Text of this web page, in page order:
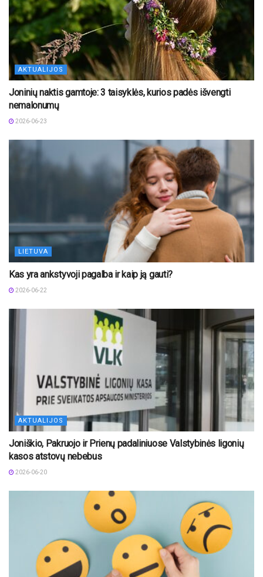
AKTUALIJOS
Joninių naktis gamtoje: 3 taisyklės, kurios padės išvengti
nemalonumų
2026-06-23
LIETUVA
Kas yra ankstyvoji pagalba ir kaip ją gauti?
2026-06-22
AKTUALIJOS
Joniškio, Pakruojo ir Prienų padaliniuose Valstybinės ligonių
kasos atstovų nebebus
2026-06-20